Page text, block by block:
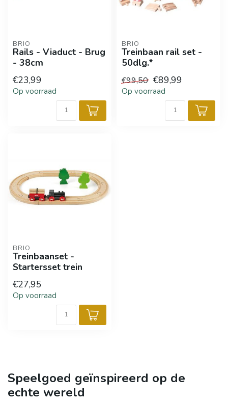
BRIO
Rails - Viaduct - Brug
- 38cm
€23,99
Op voorraad
BRIO
Treinbaan rail set -
50dlg.*
€99,50 €89,99
Op voorraad
BRIO
Treinbaanset -
Startersset trein
€27,95
Op voorraad
Speelgoed geïnspireerd op de
echte wereld